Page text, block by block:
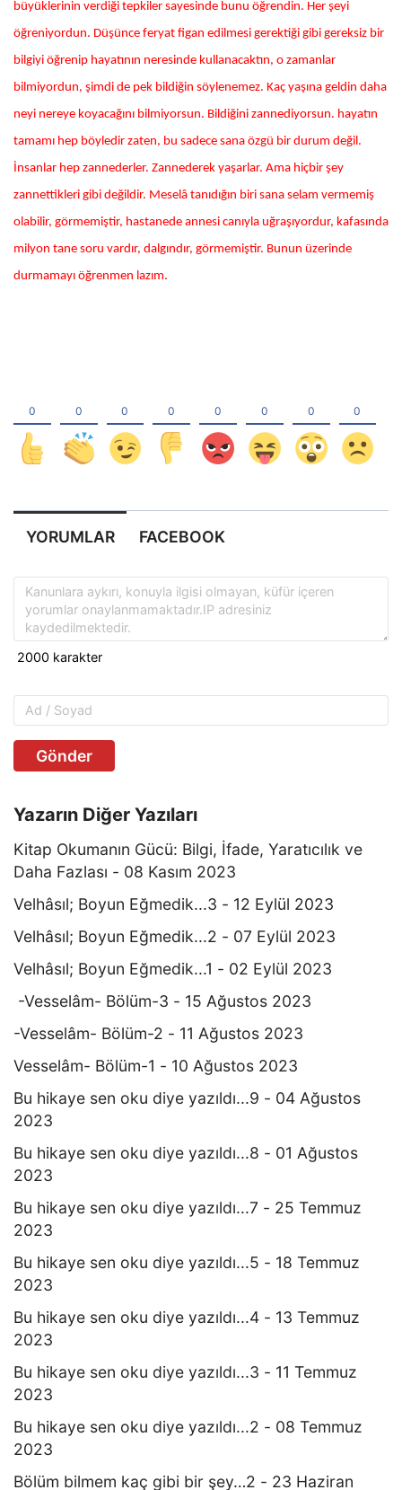
büyüklerinin verdiği tepkiler sayesinde bunu öğrendin. Her şeyi
öğreniyordun. Düşünce feryat figan edilmesi gerektiği gibi gereksiz bir
bilgiyi öğrenip hayatının neresinde kullanacaktın, o zamanlar
bilmiyordun, şimdi de pek bildiğin söylenemez. Kaç yaşına geldin daha
neyi nereye koyacağını bilmiyorsun. Bildiğini zannediyorsun. hayatın
tamamı hep böyledir zaten, bu sadece sana özgü bir durum değil.
İnsanlar hep zannederler. Zannederek yaşarlar. Ama hiçbir şey
zannettikleri gibi değildir. Meselâ tanıdığın biri sana selam vermemiş
olabilir, görmemiştir, hastanede annesi canıyla uğraşıyordur, kafasında
milyon tane soru vardır, dalgındır, görmemiştir. Bunun üzerinde
durmamayı öğrenmen lazım.
YORUMLAR FACEBOOK
Gönder
Yazarın Diğer Yazıları
Kitap Okumanın Gücü: Bilgi, İfade, Yaratıcılık ve
Daha Fazlası - 08 Kasım 2023
Velhâsıl; Boyun Eğmedik...3 - 12 Eylül 2023
Velhâsıl; Boyun Eğmedik...2 - 07 Eylül 2023
Velhâsıl; Boyun Eğmedik...1 - 02 Eylül 2023
-Vesselâm- Bölüm-3 - 15 Ağustos 2023
-Vesselâm- Bölüm-2 - 11 Ağustos 2023
Vesselâm- Bölüm-1 - 10 Ağustos 2023
Bu hikaye sen oku diye yazıldı...9 - 04 Ağustos
2023
Bu hikaye sen oku diye yazıldı...8 - 01 Ağustos
2023
Bu hikaye sen oku diye yazıldı...7 - 25 Temmuz
2023
Bu hikaye sen oku diye yazıldı...5 - 18 Temmuz
2023
Bu hikaye sen oku diye yazıldı...4 - 13 Temmuz
2023
Bu hikaye sen oku diye yazıldı...3 - 11 Temmuz
2023
Bu hikaye sen oku diye yazıldı...2 - 08 Temmuz
2023
Bölüm bilmem kaç gibi bir şey…2 - 23 Haziran